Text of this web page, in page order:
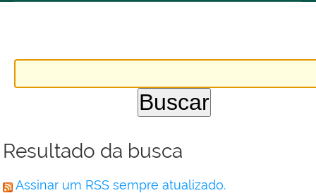
Resultado da busca
Assinar um RSS sempre atualizado.